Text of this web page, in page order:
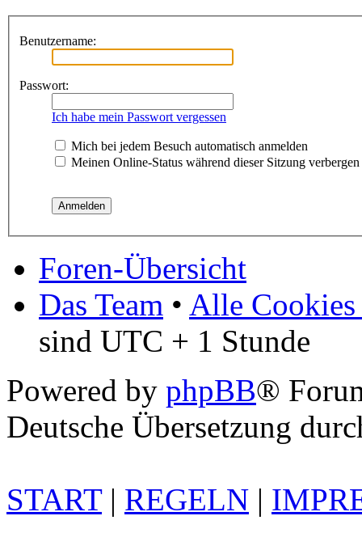
Benutzername:
Passwort:
Ich habe mein Passwort vergessen
Mich bei jedem Besuch automatisch anmelden
Meinen Online-Status während dieser Sitzung verbergen
Foren-Übersicht
Das Team • Alle Cookies
sind UTC + 1 Stunde
Powered by phpBB®
Deutsche Übersetzung
START| REGELN |